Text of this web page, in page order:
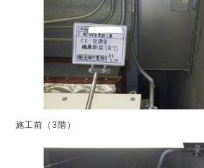
施工前（3階）